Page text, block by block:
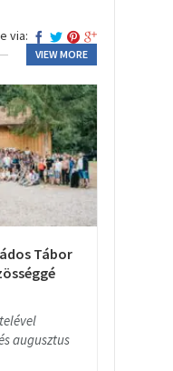
via:
VIEW MORE
Tábor
augusztus